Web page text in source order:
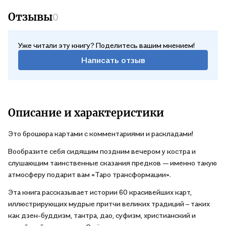
Отзывы0
Уже читали эту книгу? Поделитесь вашим мнением!
Написать отзыв
Описание и характеристики
Это брошюра картами с комментариями и раскладами!
Вообразите себя сидящим поздним вечером у костра и
слушающим таинственные сказания предков — именно такую
атмосферу подарит вам «Таро трансформации».
Эта книга рассказывает истории 60 красивейших карт,
иллюстрирующих мудрые притчи великих традиций – таких
как дзен-буддизм, тантра, дао, суфизм, христианский и